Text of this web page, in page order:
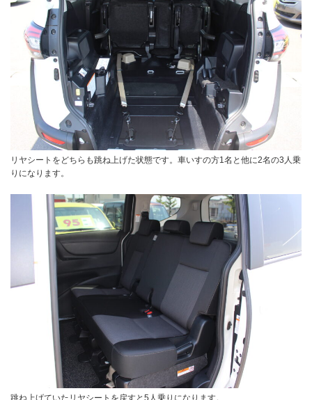
リヤシートをどちらも跳ね上げた状態です。車いすの方1名と他に2名の3人乗
りになります。
跳ね上げていたリヤシートを戻すと5人乗りになります。